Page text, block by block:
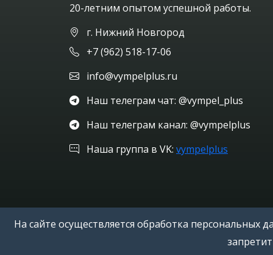
20-летним опытом успешной работы.
г. Нижний Новгород
+7 (962) 518-17-06
info@vympelplus.ru
Наш телеграм чат: @vympel_plus
Наш телеграм канал: @vympelplus
Наша группа в VK: vympelplus
© 2026 ООО «ВЫМПЕЛ-ПЛЮС». Все
На сайте осуществляется обработка персональных